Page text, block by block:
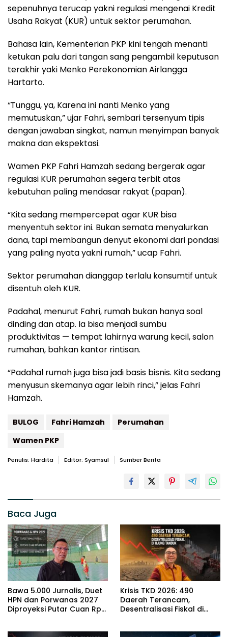
sepenuhnya terucap yakni regulasi mengenai Kredit
Usaha Rakyat (KUR) untuk sektor perumahan.
Bahasa lain, Kementerian PKP kini tengah menanti
ketukan palu dari tangan sang pengambil keputusan
terakhir yaki Menko Perekonomian Airlangga
Hartarto.
“Tunggu, ya, Karena ini nanti Menko yang
memutuskan,” ujar Fahri, sembari tersenyum tipis
dengan jawaban singkat, namun menyimpan banyak
makna dan ekspektasi.
Wamen PKP Fahri Hamzah sedang bergerak agar
regulasi KUR perumahan segera terbit atas
kebutuhan paling mendasar rakyat (papan).
“Kita sedang mempercepat agar KUR bisa
menyentuh sektor ini. Bukan semata menyalurkan
dana, tapi membangun denyut ekonomi dari pondasi
yang paling nyata yakni rumah,” ucap Fahri.
Sektor perumahan dianggap terlalu konsumtif untuk
disentuh oleh KUR.
Padahal, menurut Fahri, rumah bukan hanya soal
dinding dan atap. Ia bisa menjadi sumbu
produktivitas — tempat lahirnya warung kecil, salon
rumahan, bahkan kantor rintisan.
“Padahal rumah juga bisa jadi basis bisnis. Kita sedang
menyusun skemanya agar lebih rinci,” jelas Fahri
Hamzah.
BULOG Fahri Hamzah
Perumahan
Wamen PKP
Penulis: Hardita Editor: Syamsul Sumber Berita
Baca Juga
Bawa 5.000 Jurnalis, Duet
HPN dan Porwanas 2027
Diproyeksi Putar Cuan Rp5
Krisis TKD 2026: 490
Daerah Terancam,
Desentralisasi Fiskal di